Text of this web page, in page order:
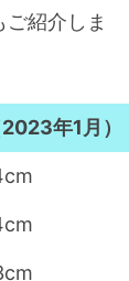
紹介しま
年1月）